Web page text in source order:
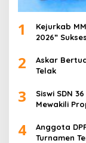
1
Kejurkab
2026”
2
Askar
Telak
3
Siswi SDN
Mewakili
4
Anggota
Turnamen